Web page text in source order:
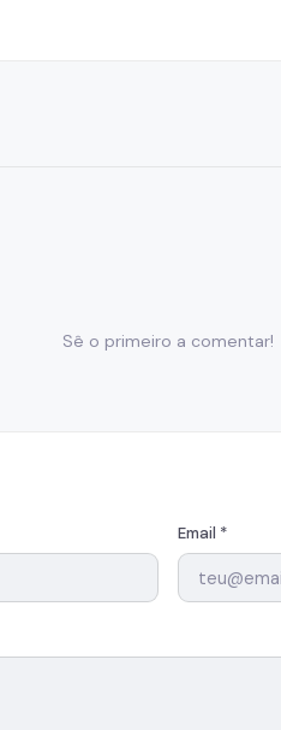
Sê o primeiro a comentar!
Email *